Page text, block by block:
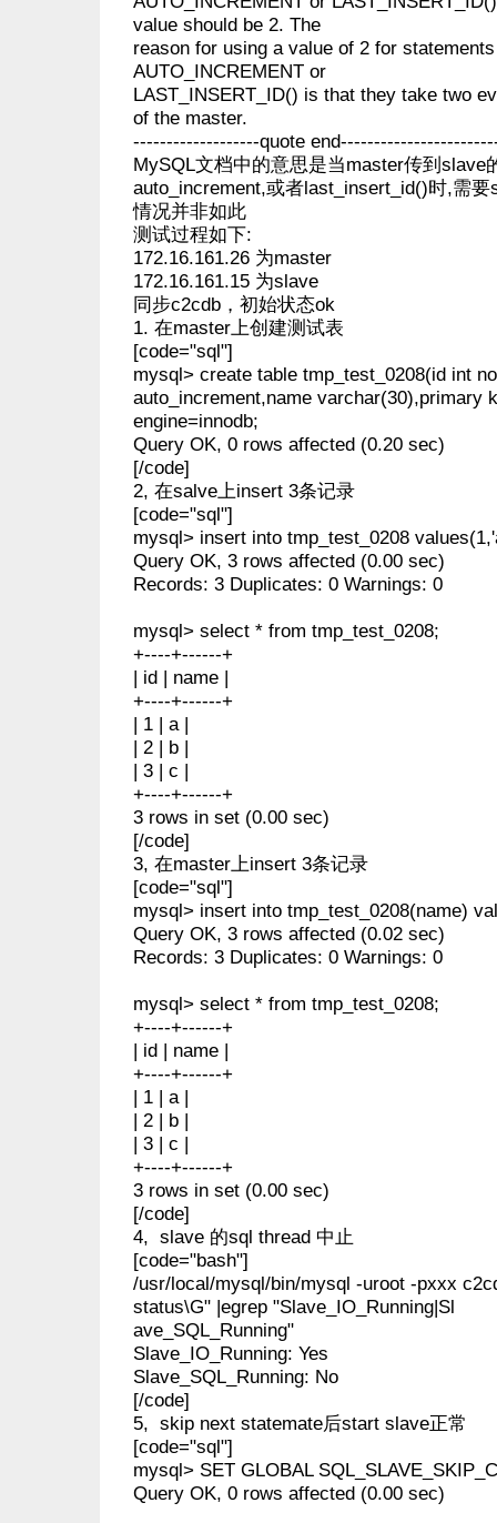
value should be 2. The
reason for using a value of 2 for
AUTO_INCREMENT or
LAST_INSERT_ID() is that they take two
of the master.
-------------------quote
MySQL文档中的意思是当master传到slave
auto_increment,或者last_insert_id()时,需
情况并非如此
测试过程如下:
172.16.161.26 为master
172.16.161.15 为slave
同步c2cdb，初始状态ok
1. 在master上创建测试表
[code="sql"]
mysql> create table tmp_test_0208(id int
auto_increment,name varchar(30),primary
engine=innodb;
Query OK, 0 rows affected (0.20 sec)
[/code]
2, 在salve上insert 3条记录
[code="sql"]
mysql> insert into tmp_test_0208
Query OK, 3 rows affected (0.00 sec)
Records: 3 Duplicates: 0 Warnings: 0
mysql> select * from tmp_test_0208;
+----+------+
| id | name |
+----+------+
| 1 | a |
| 2 | b |
| 3 | c |
+----+------+
3 rows in set (0.00 sec)
[/code]
3, 在master上insert 3条记录
[code="sql"]
mysql> insert into tmp_test_0208(name)
Query OK, 3 rows affected (0.02 sec)
Records: 3 Duplicates: 0 Warnings: 0
mysql> select * from tmp_test_0208;
+----+------+
| id | name |
+----+------+
| 1 | a |
| 2 | b |
| 3 | c |
+----+------+
3 rows in set (0.00 sec)
[/code]
4, slave 的sql thread 中止
[code="bash"]
/usr/local/mysql/bin/mysql -uroot -pxxx
status\G" |egrep "Slave_IO_Running|Sl
ave_SQL_Running"
Slave_IO_Running: Yes
Slave_SQL_Running: No
[/code]
5, skip next statemate后start slave正常
[code="sql"]
mysql> SET GLOBAL
Query OK, 0 rows affected (0.00 sec)